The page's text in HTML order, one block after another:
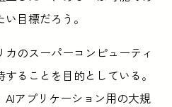
目標だろう。
のスーパーコンピューティ
ることを目的としている。
アプリケーション用の大規